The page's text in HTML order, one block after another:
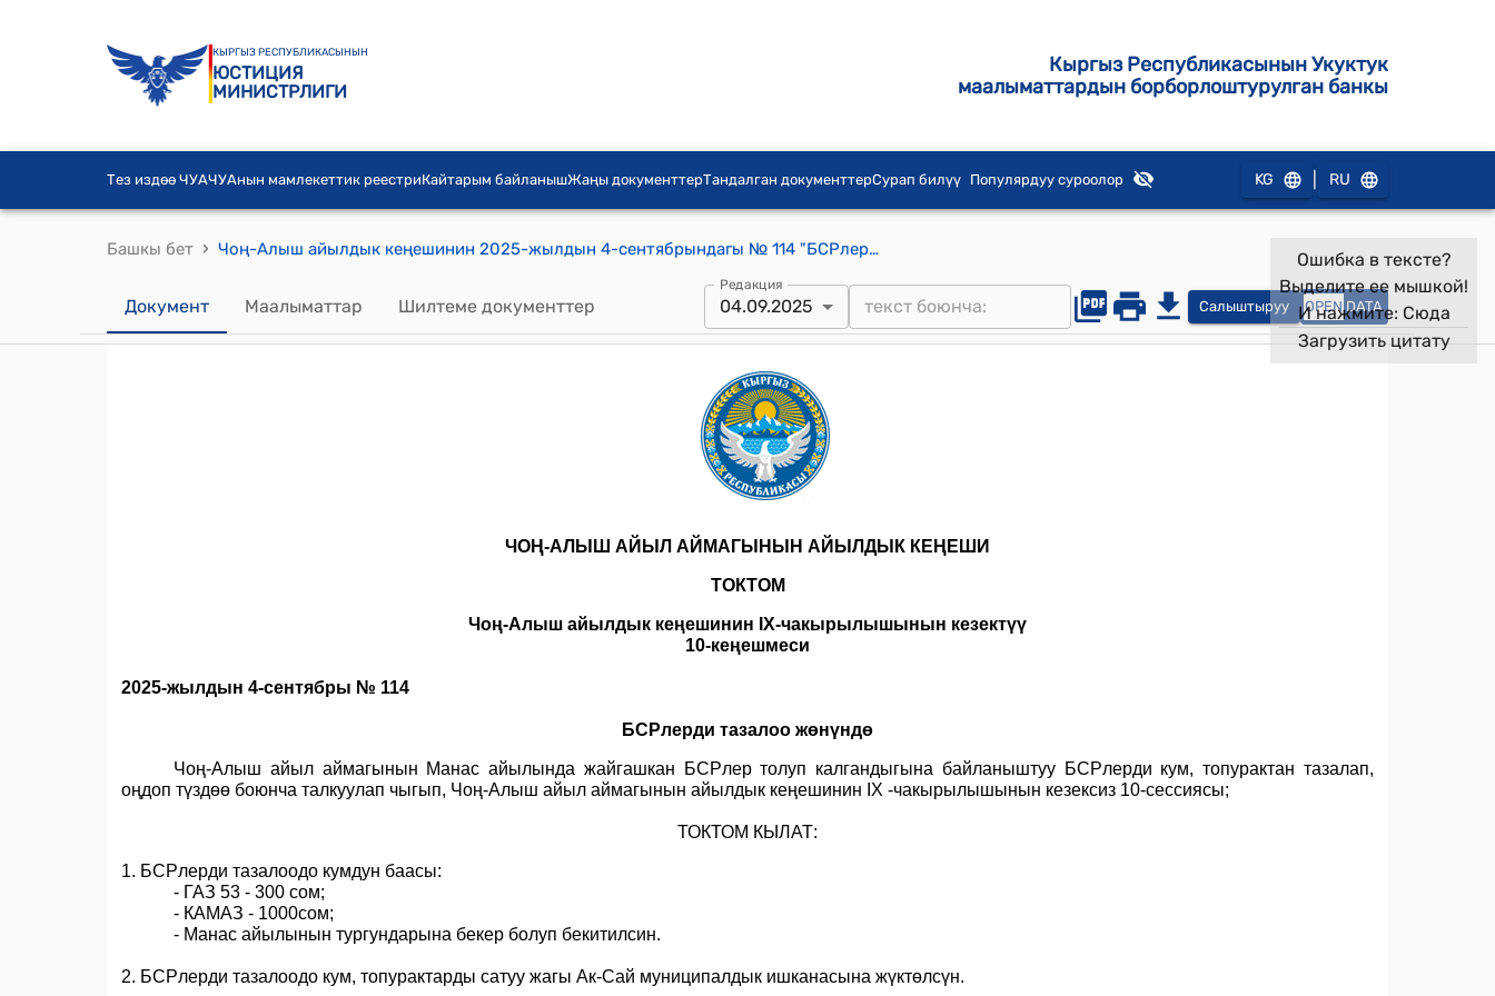
КЫРГЫЗ РЕСПУБЛИКАСЫНЫН
ЮСТИЦИЯ
МИНИСТРЛИГИ
Кыргыз Республикасынын Укуктук
маалыматтардын борборлоштурулган банкы
Тез издөө ЧУАЧУАнын мамлекеттик реестриКайтарым байланышЖаңы документтерТандалган документтерСурап билүү Популярдуу суроолор KG RU
Башкы бет › Чоң-Алыш айылдык кеңешинин 2025-жылдын 4-сентябрындагы № 114 "БСРлерди тазалоо жөнүндө" токтому
Документ Маалыматтар Шилтеме документтер
Редакция
04.09.2025 Салыштыруу OPEN DATA
Ошибка в тексте?
Выделите ее мышкой!
И нажмите: Сюда
Загрузить цитату